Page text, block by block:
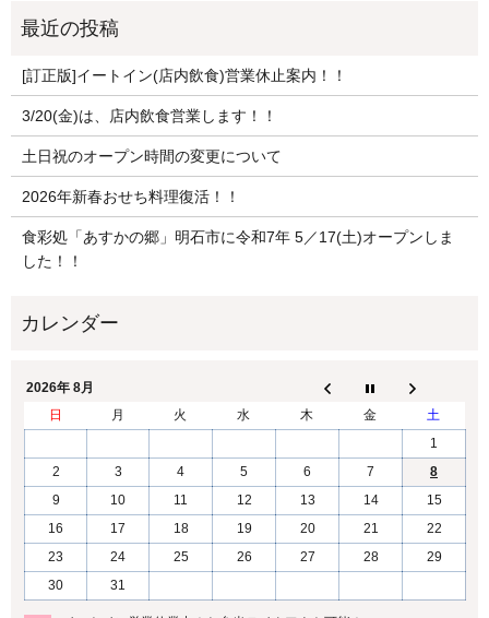
[訂正版]イートイン(店内飲食)営業休止案内！！
3/20(金)は、店内飲食営業します！！
土日祝のオープン時間の変更について
2026年新春おせち料理復活！！
食彩処「あすかの郷」明石市に令和7年 5／17(土)オープンしま
した！！
2026年 8月
日
月 火 水 木 金
土
1
2
3 4 5 6 7
8
9
10 11 12 13 14
15
16
17 18 19 20 21
22
23
24 25 26 27 28
29
30
31